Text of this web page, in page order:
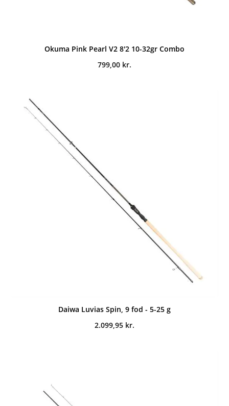
Okuma Pink Pearl V2 8'2 10-32gr Combo
799,00 kr.
Daiwa Luvias Spin, 9 fod - 5-25 g
2.099,95 kr.